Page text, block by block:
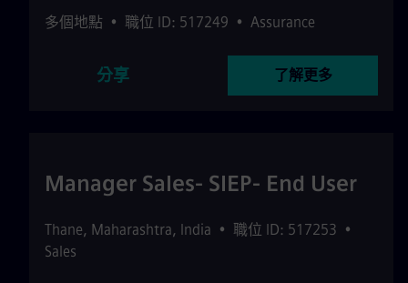
多個地點 • 職位 ID: 517249 • Assurance
分享 了解更多
Manager Sales- SIEP- End User
Thane, Maharashtra, India • 職位 ID: 517253 •
Sales